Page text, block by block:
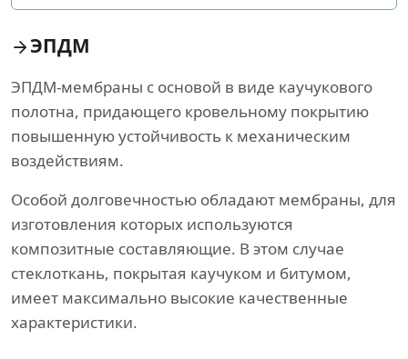
ЭПДМ
ЭПДМ-мембраны с основой в виде каучукового
полотна, придающего кровельному покрытию
повышенную устойчивость к механическим
воздействиям.
Особой долговечностью обладают мембраны, для
изготовления которых используются
композитные составляющие. В этом случае
стеклоткань, покрытая каучуком и битумом,
имеет максимально высокие качественные
характеристики.